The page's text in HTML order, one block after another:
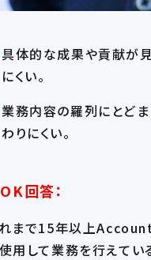
年収
具体的な成果や貢献が
にくい。
業務内容の羅列にとど
わりにくい。
OK回答：
まで15年以上
用して業務を行えてい